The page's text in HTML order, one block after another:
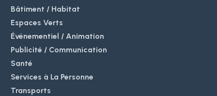
Bâtiment / Habitat
Espaces Verts
Événementiel / Animation
Publicité / Communication
Santé
Services à La Personne
Transports